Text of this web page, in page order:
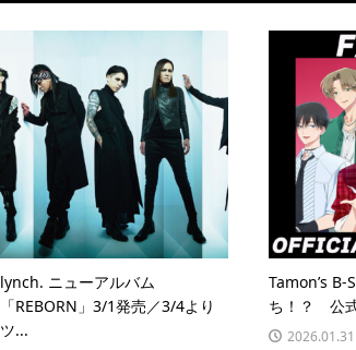
lynch. ニューアルバム
「REBORN」3/1発売／3/4より
ツ...
Tamon’s B-
ち！？ 公
2026.01.31